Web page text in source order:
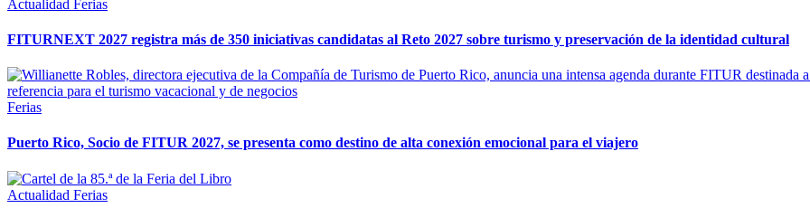
Actualidad Ferias
FITURNEXT 2027 registra más de 350 iniciativas candidatas al Reto 2027 sobre turismo y preservación de la identidad cultural
Ferias
Puerto Rico, Socio de FITUR 2027, se presenta como destino de alta conexión emocional para el viajero
Actualidad Ferias